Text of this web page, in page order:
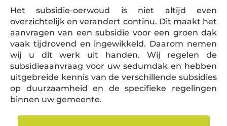
Het subsidie-oerwoud is niet altijd even
overzichtelijk en verandert continu. Dit maakt het
aanvragen van een subsidie voor een groen dak
vaak tijdrovend en ingewikkeld. Daarom nemen
wij u dit werk uit handen. Wij regelen de
subsidieaanvraag voor uw sedumdak en hebben
uitgebreide kennis van de verschillende subsidies
op duurzaamheid en de specifieke regelingen
binnen uw gemeente.